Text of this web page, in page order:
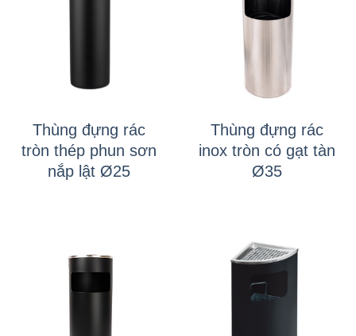
Thùng đựng rác
tròn thép phun sơn
nắp lật Ø25
Thùng đựng rác
inox tròn có gạt tàn
Ø35